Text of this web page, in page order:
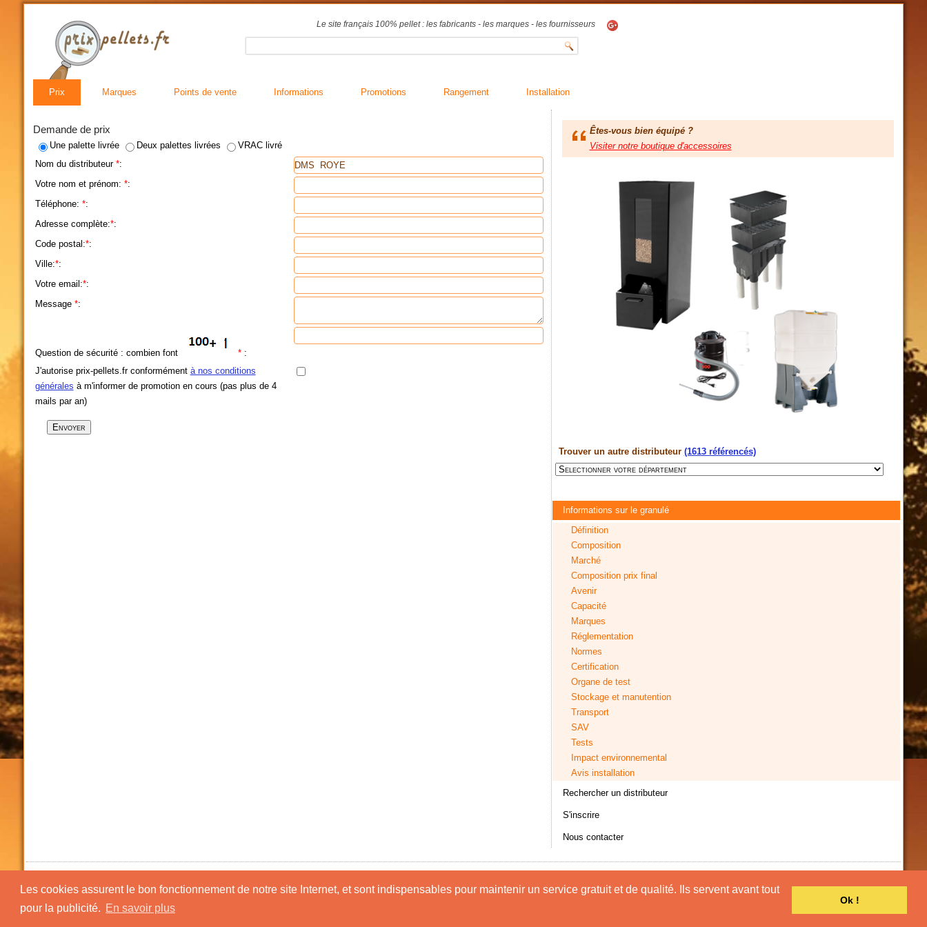
Les cookies assurent le bon fonctionnement de notre site Internet, et sont indispensables pour maintenir un service gratuit et de qualité. Ils servent avant tout
pour la publicité. En savoir plus
Ok !
Le site français 100% pellet : les fabricants - les marques - les fournisseurs
Prix Marques Points de vente Informations Promotions Rangement Installation
Demande de prix
Une palette livrée Deux palettes livrées
VRAC livré
Nom du distributeur *:
Votre nom et prénom: *:
Téléphone: *:
Adresse complète:*:
Code postal:*:
Ville:*:
Votre email:*:
Message *:
Question de sécurité : combien font *:
J'autorise prix-pellets.fr conformément à nos conditions
générales à m'informer de promotion en cours (pas plus de 4
mails par an)
Êtes-vous bien équipé ?
Trouver un autre distributeur (1613 référencés)
Informations sur le granulé
Définition
Composition
Marché
Composition prix final
Avenir
Capacité
Marques
Réglementation
Normes
Certification
Organe de test
Stockage et manutention
Transport
SAV
Tests
Impact environnemental
Avis installation
Rechercher un distributeur
S'inscrire
Nous contacter
Accueil|Mentions légales| Contact|Nous rejoindre